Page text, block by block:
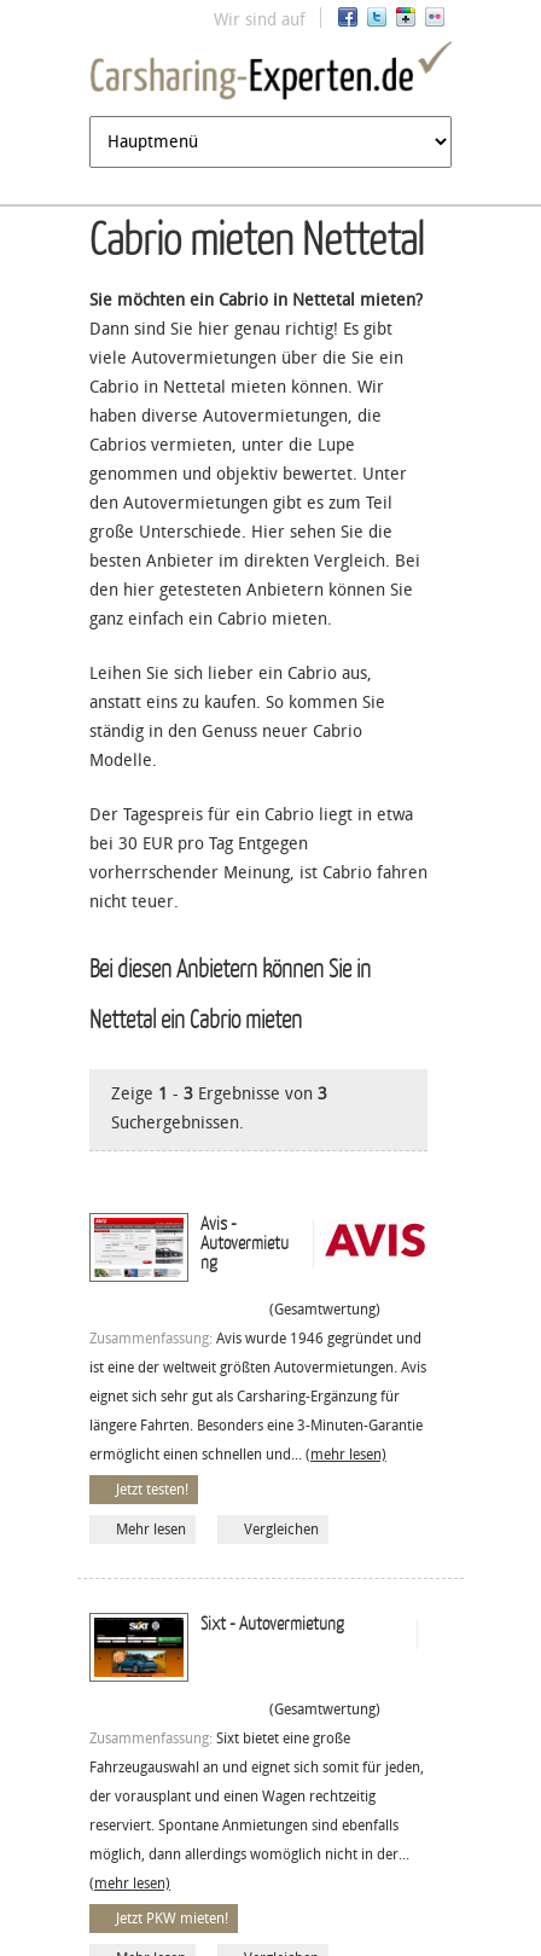
Jump to navigation
Wir sind auf
Cabrio mieten Nettetal
Sie möchten ein Cabrio in Nettetal mieten?
Dann sind Sie hier genau richtig! Es gibt
viele Autovermietungen über die Sie ein
Cabrio in Nettetal mieten können. Wir
haben diverse Autovermietungen, die
Cabrios vermieten, unter die Lupe
genommen und objektiv bewertet. Unter
den Autovermietungen gibt es zum Teil
große Unterschiede. Hier sehen Sie die
besten Anbieter im direkten Vergleich. Bei
den hier getesteten Anbietern können Sie
ganz einfach ein Cabrio mieten.
Leihen Sie sich lieber ein Cabrio aus,
anstatt eins zu kaufen. So kommen Sie
ständig in den Genuss neuer Cabrio
Modelle.
Der Tagespreis für ein Cabrio liegt in etwa
bei 30 EUR pro Tag Entgegen
vorherrschender Meinung, ist Cabrio fahren
nicht teuer.
Bei diesen Anbietern können Sie in
Nettetal ein Cabrio mieten
Zeige 1 - 3 Ergebnisse von 3
Suchergebnissen.
Avis -
Autovermietu
ng
(Gesamtwertung)
Zusammenfassung: Avis wurde 1946 gegründet und
ist eine der weltweit größten Autovermietungen. Avis
eignet sich sehr gut als Carsharing-Ergänzung für
längere Fahrten. Besonders eine 3-Minuten-Garantie
ermöglicht einen schnellen und... (mehr lesen)
Jetzt testen!
Mehr lesen Vergleichen
Sixt - Autovermietung
(Gesamtwertung)
Zusammenfassung: Sixt bietet eine große
Fahrzeugauswahl an und eignet sich somit für jeden,
der vorausplant und einen Wagen rechtzeitig
reserviert. Spontane Anmietungen sind ebenfalls
möglich, dann allerdings womöglich nicht in der...
(mehr lesen)
Jetzt PKW mieten!